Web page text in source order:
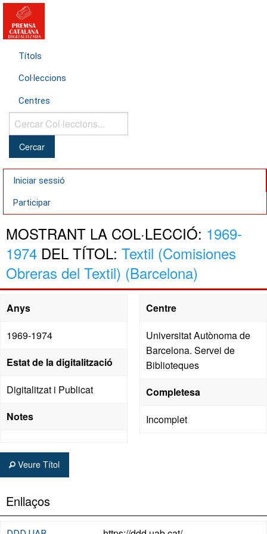
Títols
Col·leccions
Centres
Cercar
Col·leccions...
Iniciar sessió
Participar
MOSTRANT LA COL·LECCIÓ: 1969-
1974 DEL TÍTOL: Textil (Comisiones
Obreras del Textil) (Barcelona)
Anys
1969-1974
Estat de la digitalització
Digitalitzat i Publicat
Notes
Centre
Universitat Autònoma de
Barcelona. Servei de
Biblioteques
Completesa
Incomplet
Veure Títol
Enllaços